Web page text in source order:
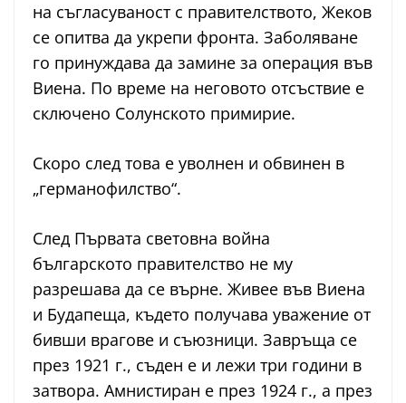
на съгласуваност с правителството, Жеков
се опитва да укрепи фронта. Заболяване
го принуждава да замине за операция във
Виена. По време на неговото отсъствие е
сключено Солунското примирие.
Скоро след това е уволнен и обвинен в
„германофилство“.
След Първата световна война
българското правителство не му
разрешава да се върне. Живее във Виена
и Будапеща, където получава уважение от
бивши врагове и съюзници. Завръща се
през 1921 г., съден е и лежи три години в
затвора. Амнистиран е през 1924 г., а през